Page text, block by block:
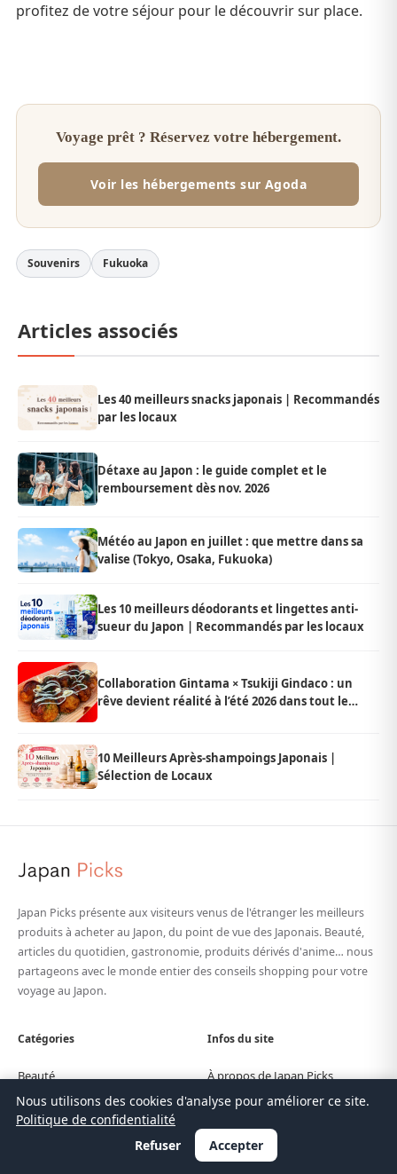
profitez de votre séjour pour le découvrir sur place.
Voyage prêt ? Réservez votre hébergement.
Voir les hébergements sur Agoda
Souvenirs Fukuoka
Articles associés
Les 40 meilleurs snacks japonais | Recommandés
par les locaux
Détaxe au Japon : le guide complet et le
remboursement dès nov. 2026
Météo au Japon en juillet : que mettre dans sa
valise (Tokyo, Osaka, Fukuoka)
Les 10 meilleurs déodorants et lingettes anti-
sueur du Japon | Recommandés par les locaux
Collaboration Gintama × Tsukiji Gindaco : un
rêve devient réalité à l’été 2026 dans tout le
10 Meilleurs Après-shampoings Japonais |
Sélection de Locaux
Japan Picks présente aux visiteurs venus de l'étranger les meilleurs
produits à acheter au Japon, du point de vue des Japonais. Beauté,
articles du quotidien, gastronomie, produits dérivés d'anime… nous
partageons avec le monde entier des conseils shopping pour votre
voyage au Japon.
Catégories
Beauté
Quotidien
Infos du site
À propos de Japan Picks
Notre équipe
Contact
Nous utilisons des cookies d'analyse pour améliorer ce site.
Politique de confidentialité
Refuser
Accepter